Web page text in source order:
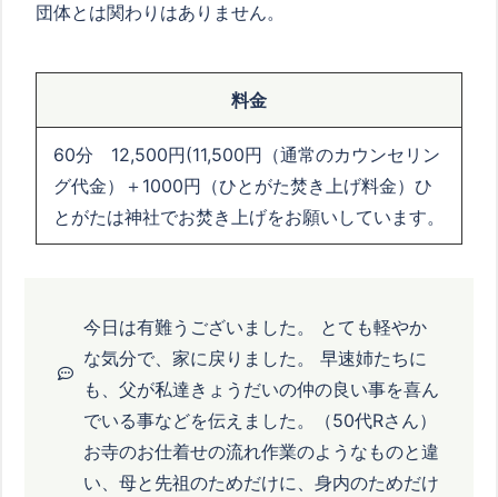
団体とは関わりはありません。
料金
60分 12,500円(11,500円（通常のカウンセリン
グ代金）＋ 1000円（ひとがた焚き上げ料金）ひ
とがたは神社でお焚き上げをお願いしています。
今日は有難うございました。 とても軽やか
な気分で、家に戻りました。 早速姉たちに
も、父が私達きょうだいの仲の良い事を喜ん
でいる事などを伝えました。（50代Rさん）
お寺のお仕着せの流れ作業のようなものと違
い、母と先祖のためだけに、身内のためだけ